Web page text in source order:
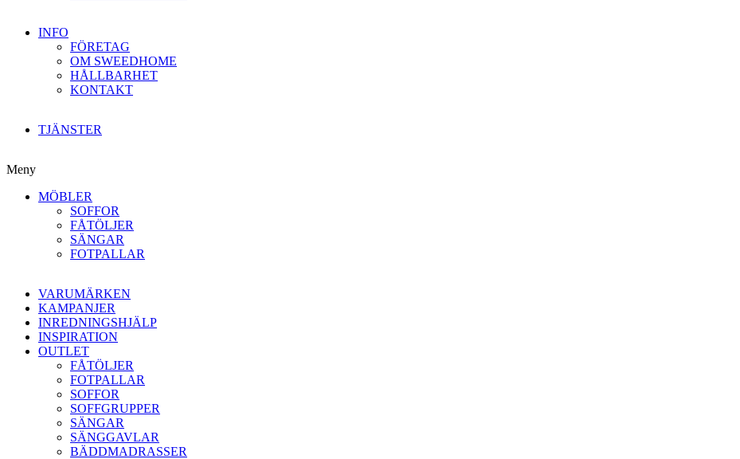
INFO
FÖRETAG
OM SWEEDHOME
HÅLLBARHET
KONTAKT
TJÄNSTER
Meny
MÖBLER
SOFFOR
FÅTÖLJER
SÄNGAR
FOTPALLAR
VARUMÄRKEN
KAMPANJER
INREDNINGSHJÄLP
INSPIRATION
OUTLET
FÅTÖLJER
FOTPALLAR
SOFFOR
SOFFGRUPPER
SÄNGAR
SÄNGGAVLAR
BÄDDMADRASSER